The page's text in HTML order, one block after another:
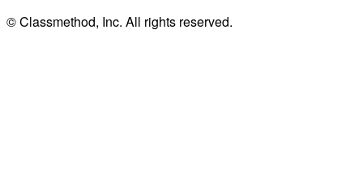
© Classmethod, Inc. All rights reserved.